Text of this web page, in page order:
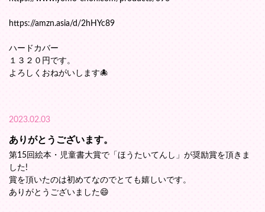
https://amzn.asia/d/2hHYc89
ハードカバー
１３２０円です。
よろしくおねがいします🐙
2023.02.03
ありがとうございます。
第15回絵本・児童書大賞で「ほうたいてんし」が奨励賞を頂きま
した!
賞を頂いたのは初めてなのでとても嬉しいです。
ありがとうございました😄